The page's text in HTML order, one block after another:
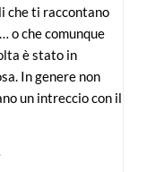
che ti raccontano
o che comunque
è stato in
In genere non
un intreccio con il